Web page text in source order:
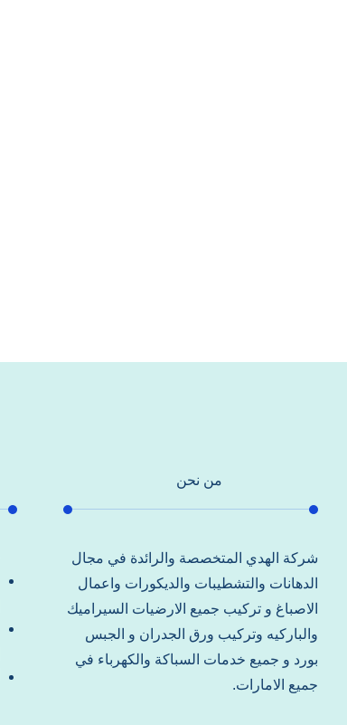
من نحن
شركة الهدي المتخصصة والرائدة في مجال
الدهانات والتشطيبات والديكورات واعمال
الاصباغ و تركيب جميع الارضيات السيراميك
والباركيه وتركيب ورق الجدران و الجبس
بورد و جميع خدمات السباكة والكهرباء في
جميع الامارات.